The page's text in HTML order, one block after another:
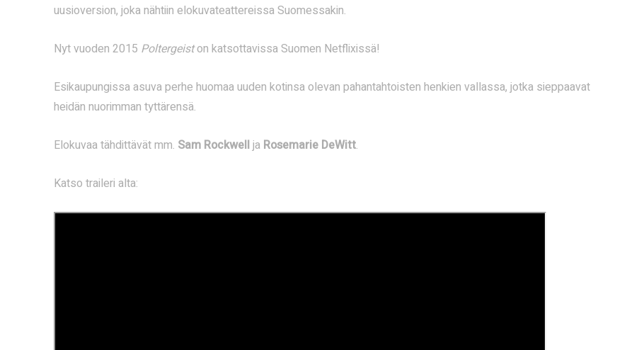
uusioversion, joka nähtiin elokuvateattereissa Suomessakin.
Nyt vuoden 2015 Poltergeiston katsottavissa Suomen Netflixissä!
Esikaupungissa asuva perhe huomaa uuden kotinsa olevan pahantahtoisten henkien vallassa, jotka sieppaavat
heidän nuorimman tyttärensä.
Elokuvaa tähdittävät mm. Sam Rockwellja Rosemarie DeWitt.
Katso traileri alta: